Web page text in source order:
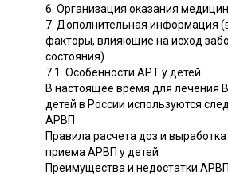
6. Организация оказания
7. Дополнительная информация
факторы, влияющие на исход
состояния)
7.1. Особенности АРТ у детей
В настоящее время для лечения
детей в России используются
АРВП
Правила расчета доз и
приема АРВП у детей
Преимущества и недостатки